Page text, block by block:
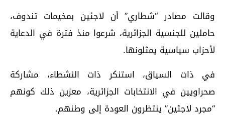
وقالت مصادر “شطاري” أن لاجئين بمخيمات تندوف،
حاملين للجنسية الجزائرية، شرعوا منذ فترة في الدعاية
لأحزاب سياسية يمثلونها.
في ذات السياق، استنكر ذات النشطاء، مشاركة
صحراويين في الانتخابات الجزائرية، معزين ذلك كونهم
“مجرد لاجئين” ينتظرون العودة إلى وطنهم.